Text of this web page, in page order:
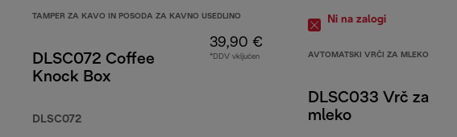
TAMPER ZA KAVO IN POSODA ZA KAVNO USEDLINO
DLSC072 Coffee
Knock Box
DLSC072
39,90 €
*DDV vključen
Ni na zalogi
AVTOMATSKI VRČI ZA MLEKO
DLSC033 Vrč za
mleko